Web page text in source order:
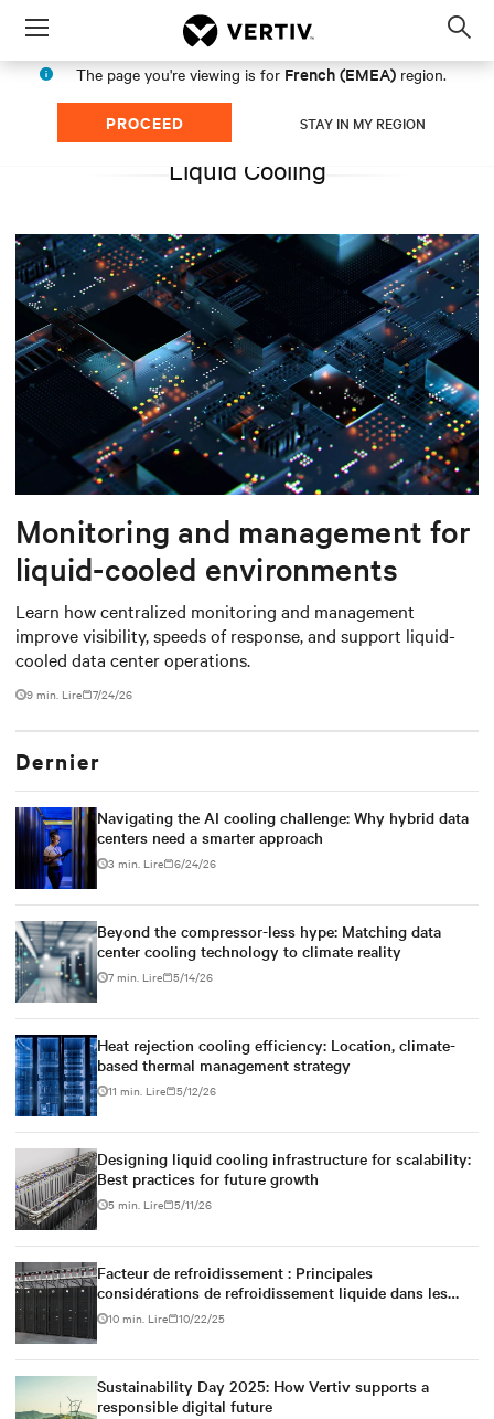
Menu
The page you're viewing is for French (EMEA) region.
PROCEED STAY IN MY REGION
Liquid Cooling
Monitoring and management for
liquid-cooled environments
Learn how centralized monitoring and management
improve visibility, speeds of response, and support liquid-
cooled data center operations.
9 min. Lire 7/24/26
Dernier
Navigating the AI cooling challenge: Why hybrid data
centers need a smarter approach
3 min. Lire 6/24/26
Beyond the compressor-less hype: Matching data
center cooling technology to climate reality
7 min. Lire 5/14/26
Heat rejection cooling efficiency: Location, climate-
based thermal management strategy
11 min. Lire 5/12/26
Designing liquid cooling infrastructure for scalability:
Best practices for future growth
5 min. Lire 5/11/26
Facteur de refroidissement : Principales
considérations de refroidissement liquide dans les
environnements à haute densité
10 min. Lire 10/22/25
Sustainability Day 2025: How Vertiv supports a
responsible digital future